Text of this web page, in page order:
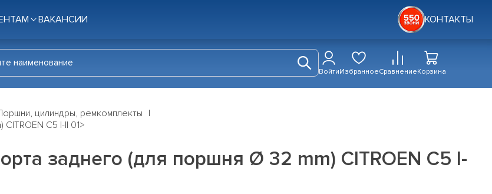
ВАКАНСИИ КОНТАКТЫ
ВойтиИзбранноеСравнениеКорзина
цилиндры, ремкомплекты
C5 I-II 01>
заднего (для поршня Ø 32 mm) CITROEN C5 I-